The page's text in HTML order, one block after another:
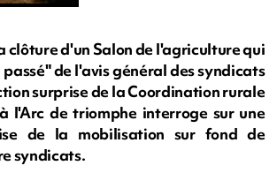
clôture d'un Salon de l'agriculture qui
de l'avis général des syndicats
surprise de la Coordination rurale
l'Arc de triomphe interroge sur une
de la mobilisation sur fond de
syndicats.